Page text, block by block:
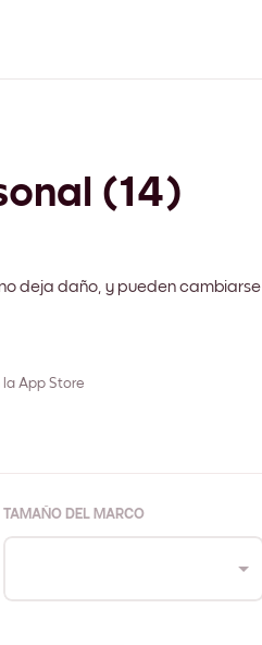
(14)
deja daño, y pueden cambiarse
la App Store
TAMAÑO DEL MARCO